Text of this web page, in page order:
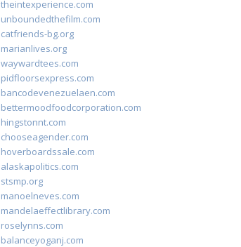
theintexperience.com
unboundedthefilm.com
catfriends-bg.org
marianlives.org
waywardtees.com
pidfloorsexpress.com
bancodevenezuelaen.com
bettermoodfoodcorporation.com
hingstonnt.com
chooseagender.com
hoverboardssale.com
alaskapolitics.com
stsmp.org
manoelneves.com
mandelaeffectlibrary.com
roselynns.com
balanceyoganj.com